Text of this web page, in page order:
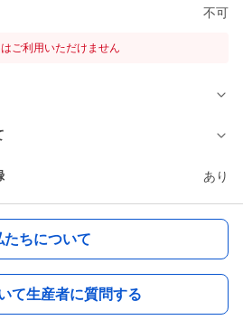
不可
ご利用いただけません
あり
たちについて
て生産者に質問する